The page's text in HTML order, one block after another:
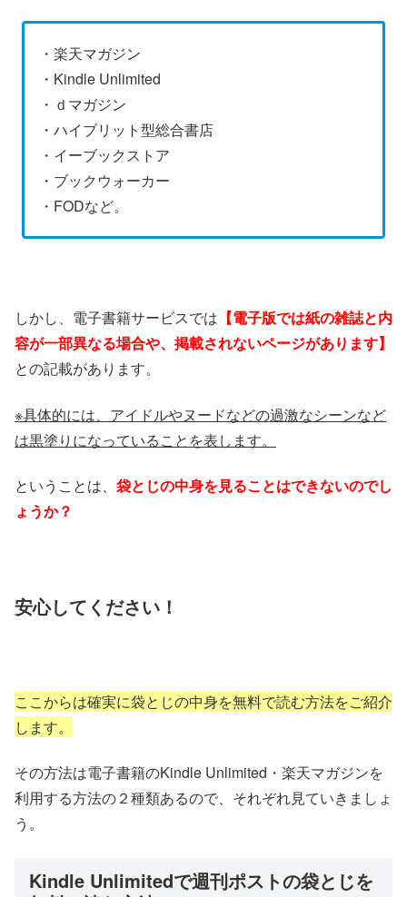
・楽天マガジン
・Kindle Unlimited
・ｄマガジン
・ハイブリット型総合書店
・イーブックストア
・ブックウォーカー
・FODなど。
しかし、電子書籍サービスでは 【電子版では紙の雑誌と内
容が一部異なる場合や、掲載されないページがあります】
との記載があります。
※具体的には、アイドルやヌードなどの過激なシーンなど
は黒塗りになっていることを表します。
ということは、 袋とじの中身を見ることはできないのでし
ょうか？
安心してください！
ここからは確実に袋とじの中身を無料で読む方法をご紹介
します。
その方法は電子書籍のKindle Unlimited・楽天マガジンを
利用する方法の２種類あるので、それぞれ見ていきましょ
う。
Kindle Unlimitedで週刊ポストの袋とじを